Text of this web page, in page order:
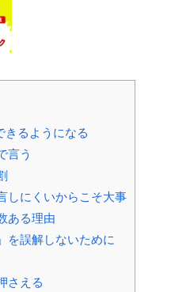
きるようになる
言う
しにくいからこそ大事
ある理由
を誤解しないために
さえる